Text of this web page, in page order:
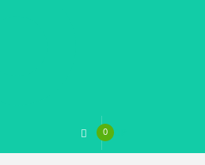
0